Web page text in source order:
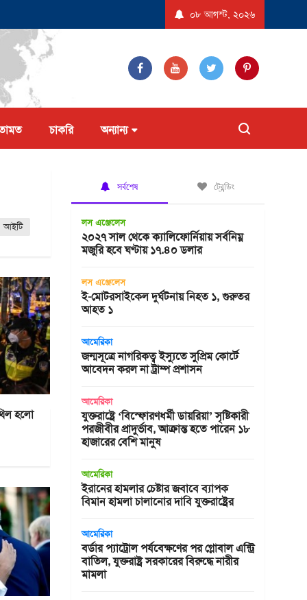
যুক্তরাষ্ট্রে ‘বিস্ফোরণধর্মী ডায়রিয়া’ সৃষ্টিকারী
০৮ আগস্ট, ২০২৬
চাকরি অন্যান্য
আইটি
হলো
সর্বশেষ ট্রেন্ডিং
লস এঞ্জেলেস
২০২৭ সাল থেকে ক্যালিফোর্নিয়ায় সর্বনিম্ন
মজুরি হবে ঘণ্টায় ১৭.৪০ ডলার
লস এঞ্জেলেস
ই-মোটরসাইকেল দুর্ঘটনায় নিহত ১, গুরুতর
আহত ১
আমেরিকা
জন্মসূত্রে নাগরিকত্ব ইস্যুতে সুপ্রিম কোর্টে
আবেদন করল না ট্রাম্প প্রশাসন
আমেরিকা
যুক্তরাষ্ট্রে ‘বিস্ফোরণধর্মী ডায়রিয়া’ সৃষ্টিকারী
পরজীবীর প্রাদুর্ভাব, আক্রান্ত হতে পারেন ১৮
হাজারের বেশি মানুষ
আমেরিকা
ইরানের হামলার চেষ্টার জবাবে ব্যাপক
বিমান হামলা চালানোর দাবি যুক্তরাষ্ট্রের
আমেরিকা
বর্ডার প্যাট্রোল পর্যবেক্ষণের পর গ্লোবাল এন্ট্রি
বাতিল, যুক্তরাষ্ট্র সরকারের বিরুদ্ধে নারীর
মামলা